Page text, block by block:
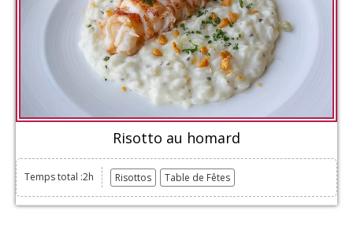
Risotto au homard
Temps total :2h Risottos Table de Fêtes